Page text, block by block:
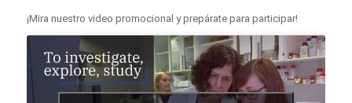
¡Mira nuestro video promocional y prepárate para participar!